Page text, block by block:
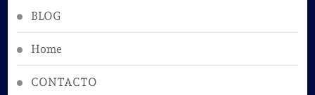
BLOG
Home
CONTACTO